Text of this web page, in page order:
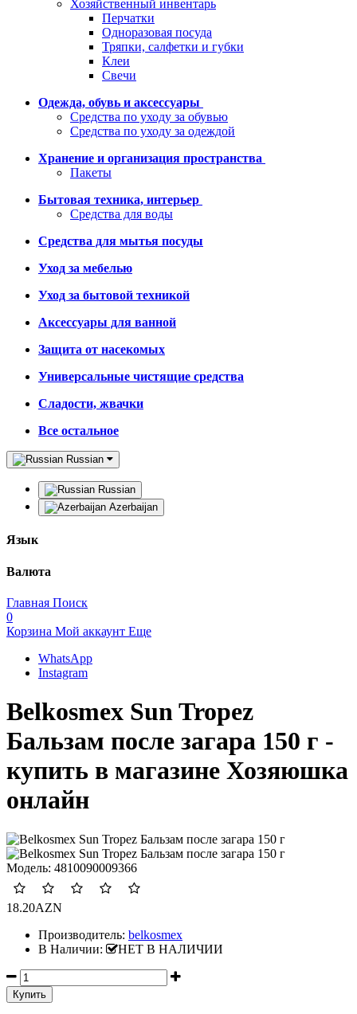
Хозяйственный инвентарь
Перчатки
Одноразовая посуда
Тряпки, салфетки и губки
Клеи
Свечи
Одежда, обувь и аксессуары
Средства по уходу за обувью
Средства по уходу за одеждой
Хранение и организация пространства
Пакеты
Бытовая техника, интерьер
Средства для воды
Средства для мытья посуды
Уход за мебелью
Уход за бытовой техникой
Аксессуары для ванной
Защита от насекомых
Универсальные чистящие средства
Сладости, жвачки
Все остальное
Russian
Russian
Azerbaijan
Язык
Валюта
Главная Поиск
0
Корзина Мой аккаунт Еще
WhatsApp
Instagram
Belkosmex Sun Tropez
Бальзам после загара 150 г -
купить в магазине Хозяюшка
онлайн
Модель: 4810090009366
18.20AZN
Производитель: belkosmex
В Наличии:
НЕТ В НАЛИЧИИ